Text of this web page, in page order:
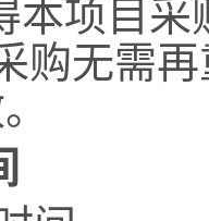
本项目采
购无需